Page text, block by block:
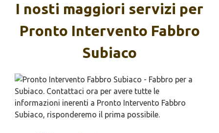
I nosti maggiori servizi per
Pronto Intervento Fabbro
Subiaco